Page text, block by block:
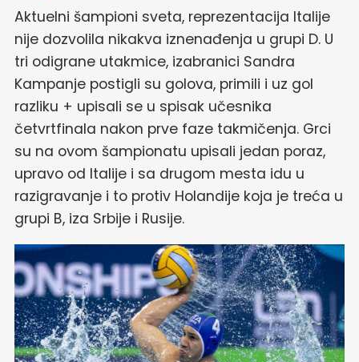
Aktuelni šampioni sveta, reprezentacija Italije
nije dozvolila nikakva iznenađenja u grupi D. U
tri odigrane utakmice, izabranici Sandra
Kampanje postigli su golova, primili i uz gol
razliku + upisali se u spisak učesnika
četvrtfinala nakon prve faze takmičenja. Grci
su na ovom šampionatu upisali jedan poraz,
upravo od Italije i sa drugom mesta idu u
razigravanje i to protiv Holandije koja je treća u
grupi B, iza Srbije i Rusije.